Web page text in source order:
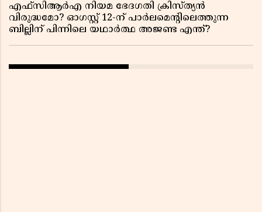
എഫ്സിആർഎ നിയമ ഭേദഗതി ക്രിസ്ത്യൻ
വിരുദ്ധമോ? ഓഗസ്റ്റ് 12-ന് പാർലമെന്റിലെത്തുന്ന
ബില്ലിന് പിന്നിലെ യഥാർത്ഥ അജണ്ട എന്ത്?